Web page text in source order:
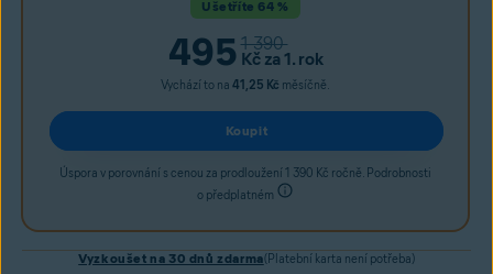
Ušetříte 64 %
495 1 390
Kčza 1. rok
Vychází to na 41,25 Kč měsíčně.
Koupit
Úspora v porovnání s cenou za prodloužení 1 390 Kč ročně. Podrobnosti
o předplatném
Vyzkoušet na 30 dnů zdarma(Platební karta není potřeba)